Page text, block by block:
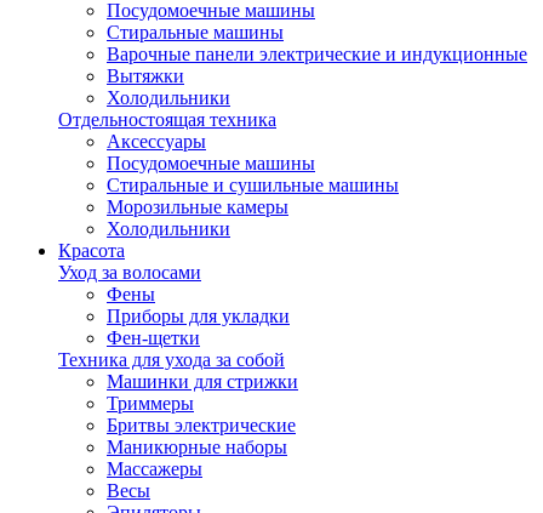
Посудомоечные машины
Стиральные машины
Варочные панели электрические и индукционные
Вытяжки
Холодильники
Отдельностоящая техника
Аксессуары
Посудомоечные машины
Стиральные и сушильные машины
Морозильные камеры
Холодильники
Красота
Уход за волосами
Фены
Приборы для укладки
Фен-щетки
Техника для ухода за собой
Машинки для стрижки
Триммеры
Бритвы электрические
Маникюрные наборы
Массажеры
Весы